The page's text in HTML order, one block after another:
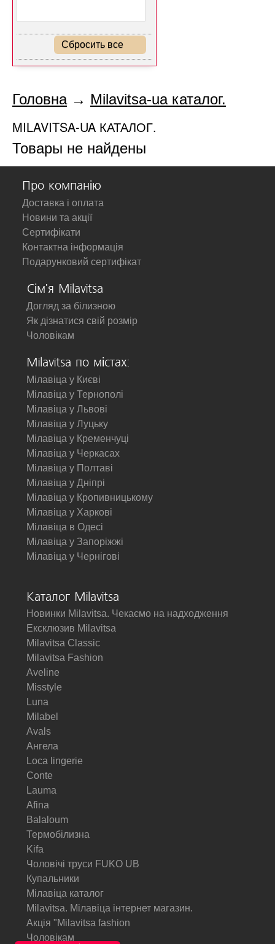
Сбросить все
Головна→ Milavitsa-ua каталог.
MILAVITSA-UA КАТАЛОГ.
Товары не найдены
Про компанію
Доставка і оплата
Новини та акції
Сертифікати
Контактна інформація
Подарунковий сертифікат
Сім'я Milavitsa
Догляд за білизною
Як дізнатися свій розмір
Чоловікам
Milavitsa по містах:
Мілавіца у Києві
Мілавіца у Тернополі
Мілавіца у Львові
Мілавіца у Луцьку
Мілавіца у Кременчуці
Мілавіца у Черкасах
Мілавіца у Полтаві
Мілавіца у Дніпрі
Мілавіца у Кропивницькому
Мілавіца у Харкові
Мілавіца в Одесі
Мілавіца у Запоріжжі
Мілавіца у Чернігові
Каталог Milavitsa
Новинки Milavitsa. Чекаємо на надходження
Ексклюзив Milavitsa
Milavitsa Classic
Milavitsa Fashion
Aveline
Misstyle
Luna
Milabel
Avals
Ангела
Loca lingerie
Conte
Lauma
Afina
Balaloum
Термобілизна
Kifa
Чоловічі труси FUKO UB
Купальники
Мілавіца каталог
Milavitsa. Мілавіца інтернет магазин.
Акція "Milavitsa fashion
Чоловікам